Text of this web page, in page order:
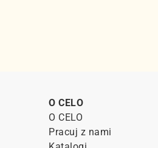
O CELO
O CELO
Pracuj z nami